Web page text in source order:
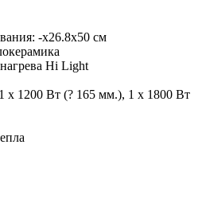
-x26.8x50 см
Hi Light
х 1200 Вт (? 165 мм.), 1 х 1800 Вт